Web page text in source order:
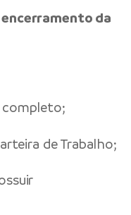
da
completo;
de Trabalho;